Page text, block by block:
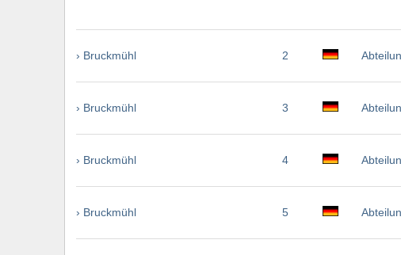
› Bruckmühl 2
› Bruckmühl 3
› Bruckmühl 4
› Bruckmühl 5